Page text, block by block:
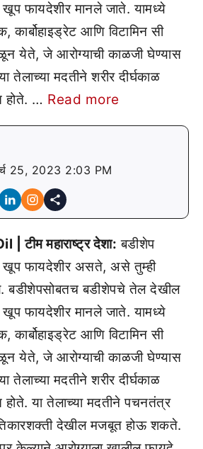
खूप फायदेशीर मानले जाते. यामध्ये
कार्बोहाइड्रेट आणि विटामिन सी
येते, जे आरोग्याची काळजी घेण्यास
तेलाच्या मदतीने शरीर दीर्घकाळ
होते. … Read more
25, 2023 2:03 PM
टीम महाराष्ट्र देशा: बडीशेप
खूप फायदेशीर असते, असे तुम्ही
बडीशेपचे तेल देखील
खूप फायदेशीर मानले जाते. यामध्ये
कार्बोहाइड्रेट आणि विटामिन सी
येते, जे आरोग्याची काळजी घेण्यास
तेलाच्या मदतीने शरीर दीर्घकाळ
होते. या तेलाच्या मदतीने पचनतंत्र
देखील मजबूत होऊ शकते.